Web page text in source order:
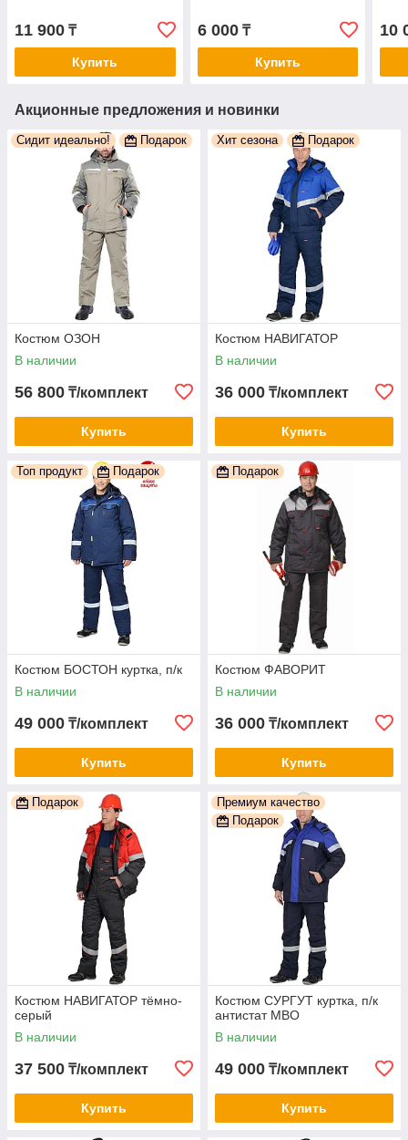
11 900 ₸
Купить
6 000₸
Купить
10
Акционные предложения и новинки
Сидит идеально! Подарок
Костюм ОЗОН
В наличии
56 800 ₸/комплект
Купить
Хит сезона Подарок
Костюм НАВИГАТОР
В наличии
36 000 ₸/комплект
Купить
Топ продукт Подарок
Костюм БОСТОН куртка, п/к
В наличии
49 000 ₸/комплект
Купить
Подарок
Костюм ФАВОРИТ
В наличии
36 000 ₸/комплект
Купить
Подарок
Костюм НАВИГАТОР тёмно-
серый
В наличии
37 500 ₸/комплект
Купить
Премиум качество
Подарок
Костюм СУРГУТ куртка, п/к
антистат МВО
В наличии
49 000 ₸/комплект
Купить